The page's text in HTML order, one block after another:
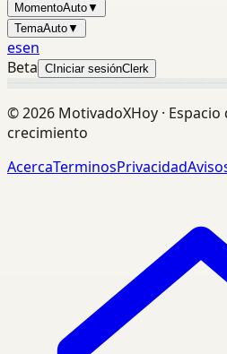
MomentoAuto▼
TemaAuto▼
esen
Beta C Iniciar sesiónClerk
©2026 MotivadoXHoy ·
crecimiento
AcercaTerminosPrivacidad